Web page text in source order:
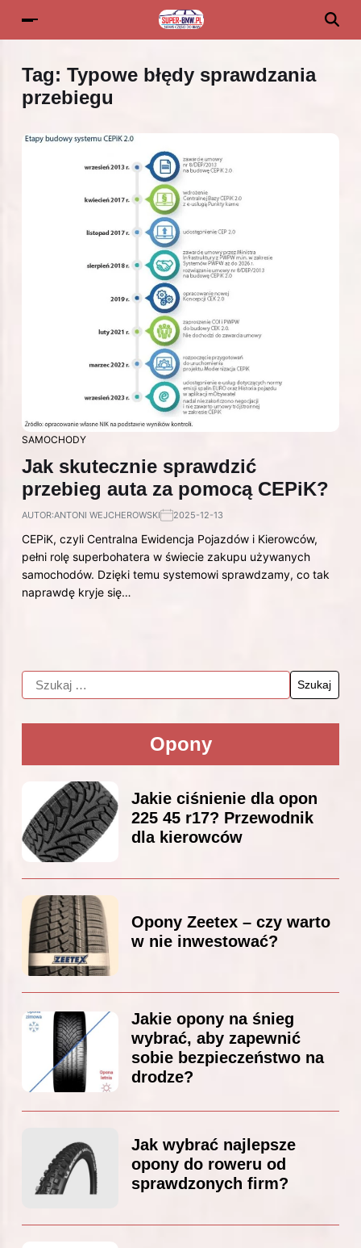
Tag: Typowe błędy sprawdzania
przebiegu
SAMOCHODY
Jak skutecznie sprawdzić
przebieg auta za pomocą CEPiK?
AUTOR:ANTONI WEJCHEROWSKI 2025-12-13
CEPiK, czyli Centralna Ewidencja Pojazdów i Kierowców,
pełni rolę superbohatera w świecie zakupu używanych
samochodów. Dzięki temu systemowi sprawdzamy, co tak
naprawdę kryje się…
Opony
Jakie ciśnienie dla opon
225 45 r17? Przewodnik
dla kierowców
Opony Zeetex – czy warto
w nie inwestować?
Jakie opony na śnieg
wybrać, aby zapewnić
sobie bezpieczeństwo na
drodze?
Jak wybrać najlepsze
opony do roweru od
sprawdzonych firm?